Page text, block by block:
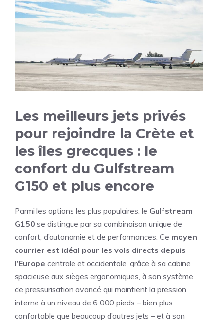
Les meilleurs jets privés
pour rejoindre la Crète et
les îles grecques : le
confort du Gulfstream
G150 et plus encore
Parmi les options les plus populaires, le Gulfstream
G150 se distingue par sa combinaison unique de
confort, d’autonomie et de performances. Ce moyen
courrier est idéal pour les vols directs depuis
l’Europe centrale et occidentale, grâce à sa cabine
spacieuse aux sièges ergonomiques, à son système
de pressurisation avancé qui maintient la pression
interne à un niveau de 6 000 pieds – bien plus
confortable que beaucoup d’autres jets – et à son